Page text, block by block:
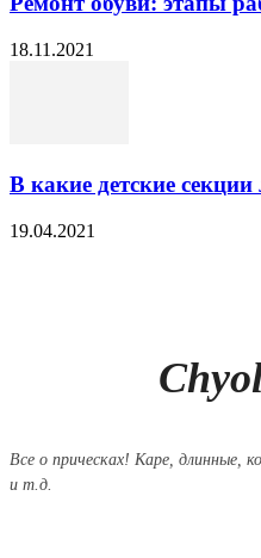
18.11.2021
В какие детские
19.04.2021
Все о прическах! Каре, длинные,
и т.д.